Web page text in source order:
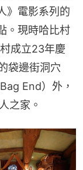
》電影系列的
。現時哈比村
成立23年慶
袋邊街洞穴
End）外，
之家。